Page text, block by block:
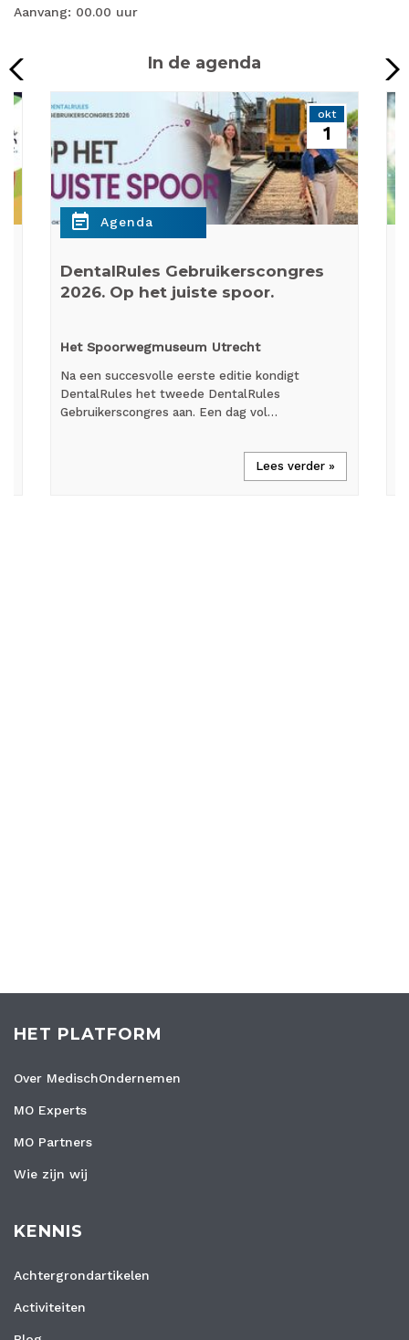
Aanvang: 00.00 uur
In de agenda
okt
1
event_note Agenda
DentalRules Gebruikerscongres
2026. Op het juiste spoor.
Het Spoorwegmuseum Utrecht
Na een succesvolle eerste editie kondigt
DentalRules het tweede DentalRules
Gebruikerscongres aan. Een dag vol…
Lees verder »
HET PLATFORM
Over MedischOndernemen
MO Experts
MO Partners
Wie zijn wij
KENNIS
Achtergrondartikelen
Activiteiten